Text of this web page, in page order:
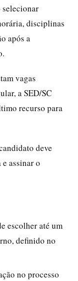
selecionar
disciplinas
após a
vagas
a SED/SC
recurso para
deve
assinar o
escolher até um
definido no
no processo